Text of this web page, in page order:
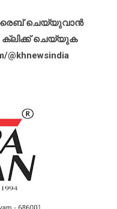
ചെയ്യുവാൻ
ക്ലിക്ക് ചെയ്യുക
@khnewsindia